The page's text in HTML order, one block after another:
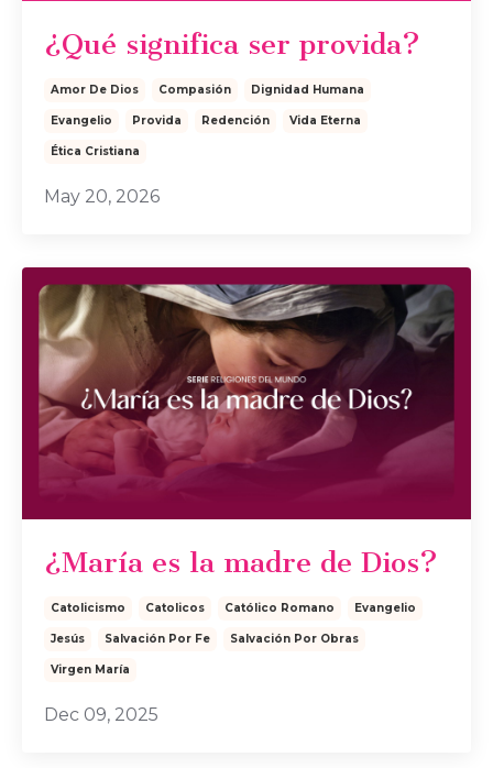
¿Qué significa ser provida?
Amor De Dios Compasión Dignidad Humana
Evangelio Provida Redención Vida Eterna
Ética Cristiana
May 20, 2026
¿María es la madre de Dios?
Catolicismo Catolicos Católico Romano Evangelio
Jesús Salvación Por Fe Salvación Por Obras
Virgen María
Dec 09, 2025